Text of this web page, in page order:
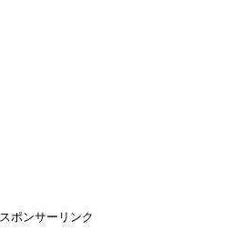
スポンサーリンク